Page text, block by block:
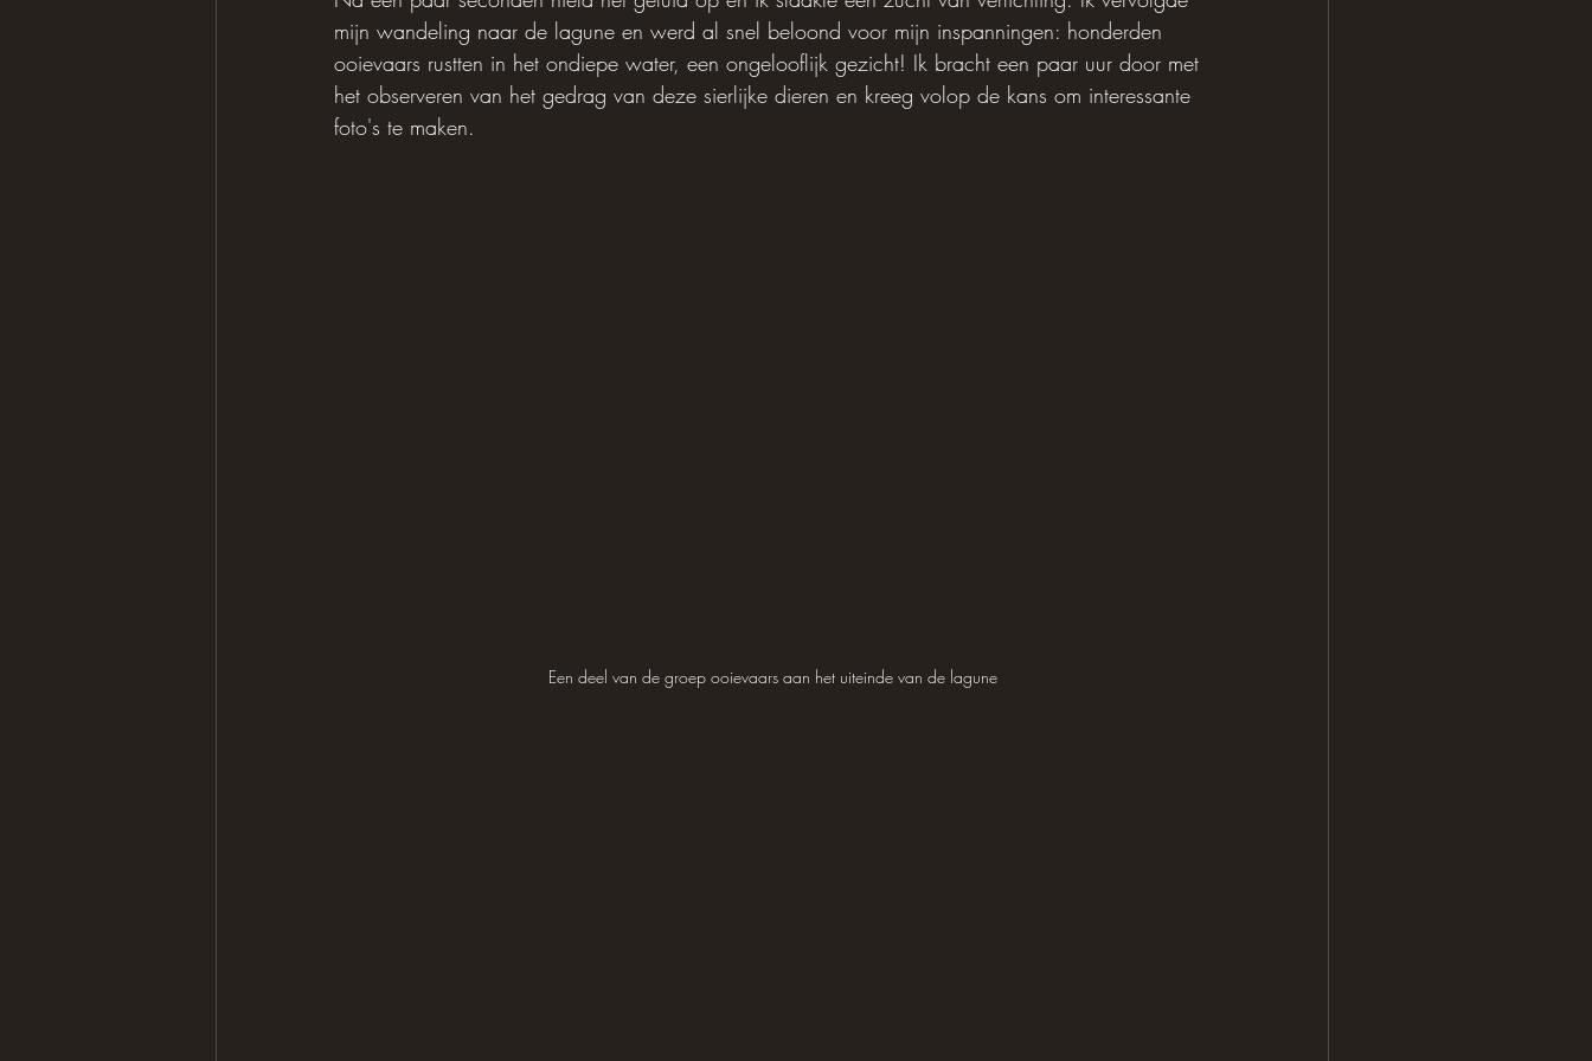
mijn wandeling naar de lagune en werd al snel beloond voor mijn inspanningen: honderden
ooievaars rustten in het ondiepe water, een ongelooflijk gezicht! Ik bracht een paar uur door met
het observeren van het gedrag van deze sierlijke dieren en kreeg volop de kans om interessante
foto's te maken.
Een deel van de groep ooievaars aan het uiteinde van de lagune